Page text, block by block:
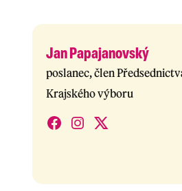
Jan Papajanovský
poslanec, člen
Krajského výboru